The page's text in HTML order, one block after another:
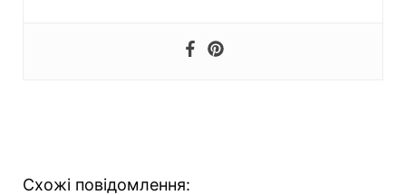
Схожі повідомлення: